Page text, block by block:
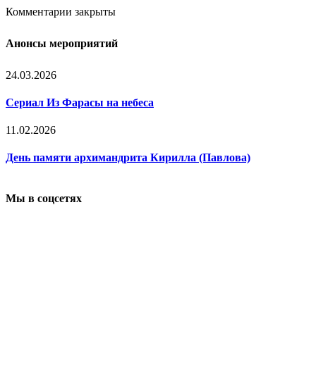
Комментарии закрыты
Анонсы мероприятий
24.03.2026
Сериал Из Фарасы на небеса
11.02.2026
День памяти архимандрита Кирилла (Павлова)
Мы в соцсетях